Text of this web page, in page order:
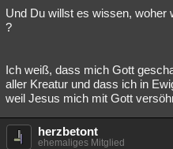
Und Du willst es wissen, woher
?
Ich weiß, dass mich Gott
aller Kreatur und dass ich in
weil Jesus mich mit Gott
herzbetont
ehemaliges Mitglied